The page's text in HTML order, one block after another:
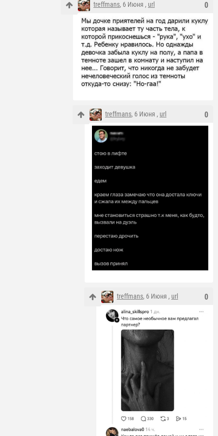
0
treffmans, 6 Июня , url
0
treffmans, 6 Июня , url
0
treffmans, 6 Июня , url